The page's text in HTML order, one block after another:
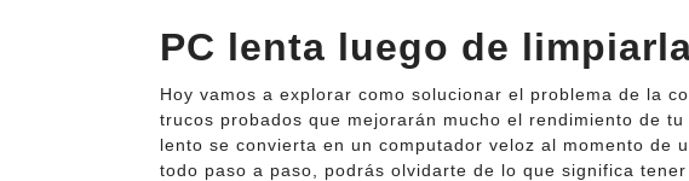
PC lenta luego de
Hoy vamos a explorar como solucionar el problema de la
trucos probados que mejorarán mucho el rendimiento de
lento se convierta en un computador veloz al momento de
todo paso a paso, podrás olvidarte de lo que significa